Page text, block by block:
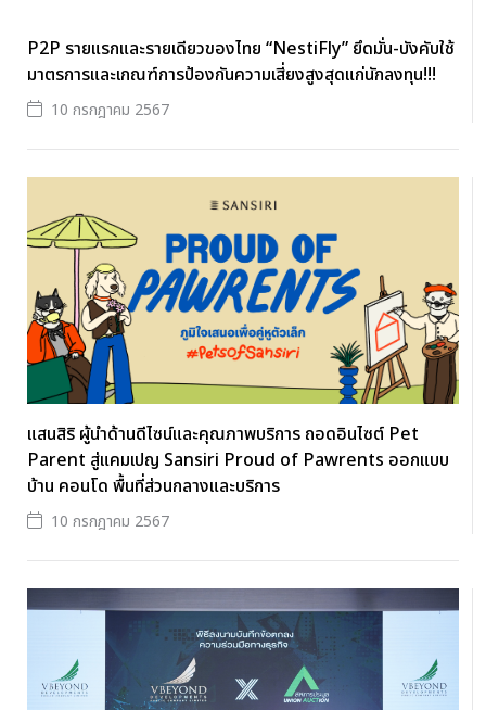
P2P รายแรกและรายเดียวของไทย “NestiFly” ยึดมั่น-บังคับใช้
มาตรการและเกณฑ์การป้องกันความเสี่ยงสูงสุดแก่นักลงทุน!!!
10 กรกฎาคม 2567
แสนสิริ ผู้นำด้านดีไซน์และคุณภาพบริการ ถอดอินไซต์ Pet
Parent สู่แคมเปญ Sansiri Proud of Pawrents ออกแบบ
บ้าน คอนโด พื้นที่ส่วนกลางและบริการ
10 กรกฎาคม 2567